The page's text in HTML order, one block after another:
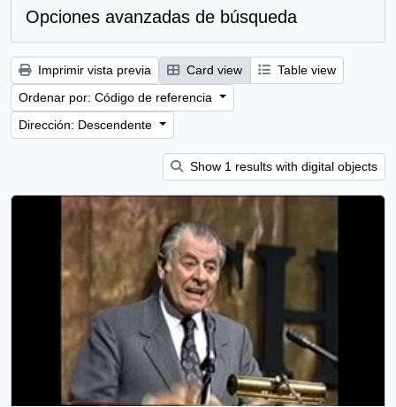
Opciones avanzadas de búsqueda
Imprimir vista previa Card view
Table view
Ordenar por: Código de referencia
Dirección: Descendente
Show 1 results with digital objects